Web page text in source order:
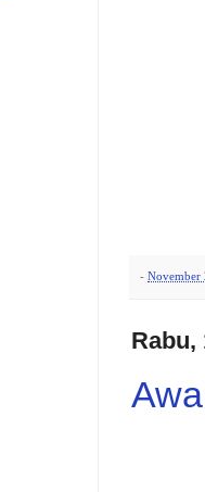
- November
Rabu,